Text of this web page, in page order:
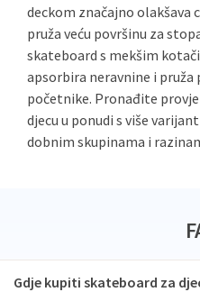
deckom značajno olakšava
pruža veću površinu za
skateboard s mekšim
apsorbira neravnine i pruža
početnike. Pronađite
djecu u ponudi s više
dobnim skupinama i
Gdje kupiti skateboard za